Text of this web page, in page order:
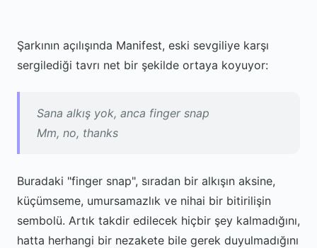
Şarkının açılışında Manifest, eski sevgiliye karşı
sergilediği tavrı net bir şekilde ortaya koyuyor:
Sana alkış yok, anca finger snap
Mm, no, thanks
Buradaki "finger snap", sıradan bir alkışın aksine,
küçümseme, umursamazlık ve nihai bir bitirilişin
sembolü. Artık takdir edilecek hiçbir şey kalmadığını,
hatta herhangi bir nezakete bile gerek duyulmadığını